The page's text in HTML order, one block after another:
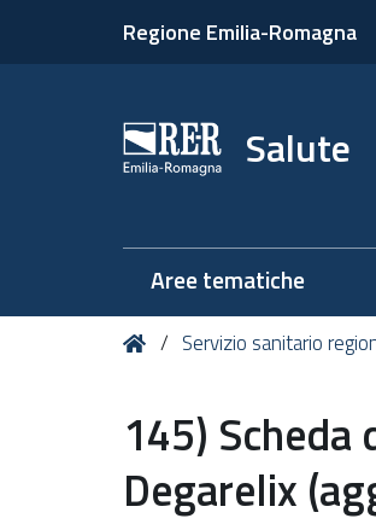
Regione Emilia-Romagna
Salute
Aree tematiche
Tu HomeServizio sanitario
145)
Degarelix